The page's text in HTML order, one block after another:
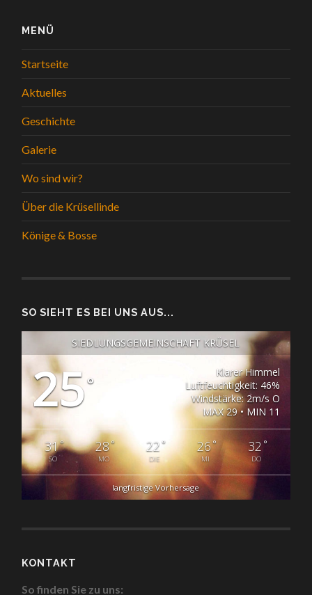
MENÜ
Startseite
Aktuelles
Geschichte
Galerie
Wo sind wir?
Über die Krüsellinde
Könige & Bosse
SO SIEHT ES BEI UNS AUS...
SIEDLUNGSGEMEINSCHAFT KRÜSEL
25°
Klarer Himmel
Luftfeuchtigkeit: 46%
Windstärke: 2m/s O
MAX 29 • MIN 11
31°
SO
28°
MO
22 °
DIE
26°
MI
32 °
DO
langfristige Vorhersage
KONTAKT
So finden Sie zu uns: